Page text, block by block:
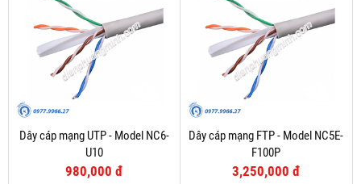
Dây cáp mạng UTP - Model NC6-
U10
980,000 đ
Dây cáp mạng FTP - Model NC5E-
F100P
3,250,000 đ